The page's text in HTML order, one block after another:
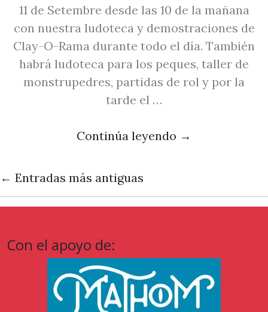
11 de Setembre desde las 10 de la mañana
con nuestra ludoteca y demostraciones de
Clay-O-Rama durante todo el día. También
habrá ludoteca para los peques, taller de
monstrupedres, partidas de rol y por la
tarde el …
Continúa leyendo →
← Entradas más antiguas
Con el apoyo de: